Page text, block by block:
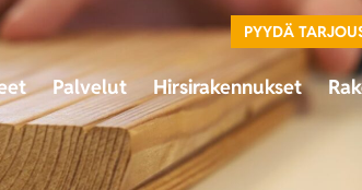
PYYDÄ
Palvelut Hirsirakennukset